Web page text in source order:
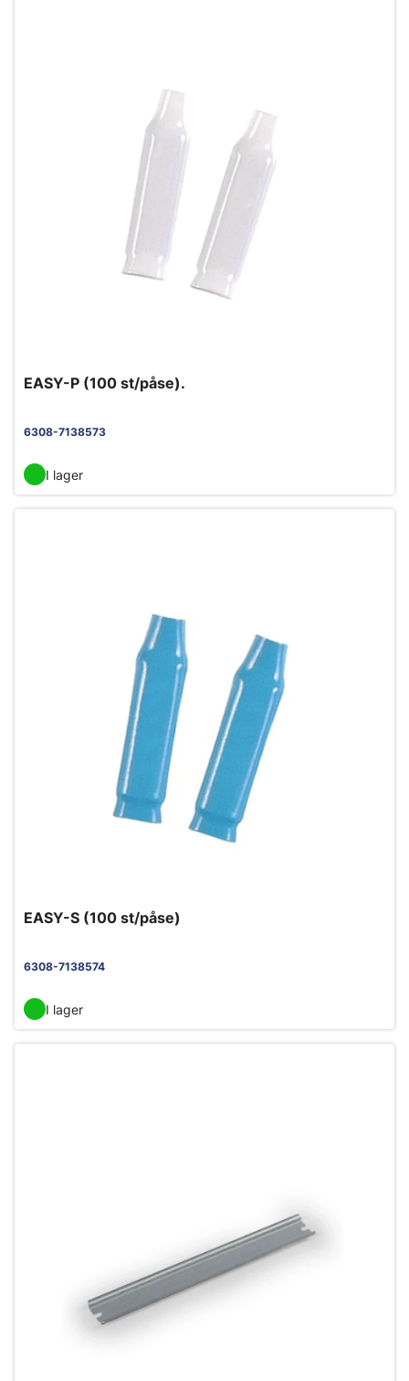
EASY-P (100 st/påse).
6308-7138573
I lager
EASY-S (100 st/påse)
6308-7138574
I lager